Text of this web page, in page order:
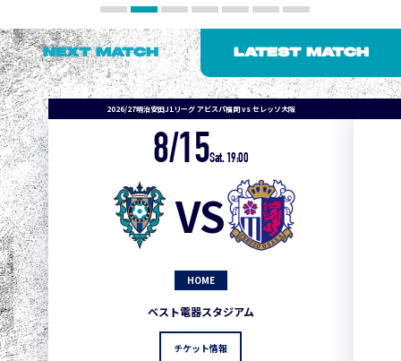
NEXT MATCH LATEST MATCH
2026/27明治安田J1リーグ アビスパ福岡 vs セレッソ大阪
8/15Sat. 19:00
VS
HOME
ベスト電器スタジアム
チケット情報
1
2 0
3 3 1 0 0
3
5 3
5 3 1